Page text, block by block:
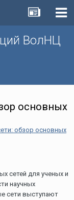
ВолНЦ
основных
обзор основных
сетей для ученых и
научных
сети выступают